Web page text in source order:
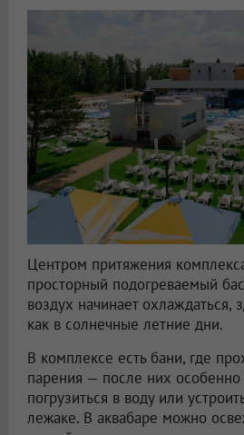
Центром притяжения
просторный подогреваемый
воздух начинает охлаждаться,
как в солнечные летние дни.
В комплексе есть бани, где
парения — после них особенно
погрузиться в воду или
лежаке. В аквабаре можно